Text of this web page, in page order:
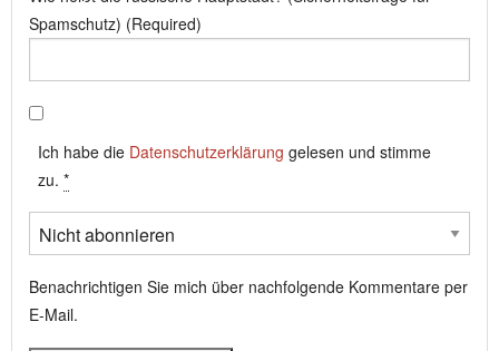
Spamschutz) (Required)
Ich habe die Datenschutzerklärung gelesen und stimme
zu. *
Benachrichtigen Sie mich über nachfolgende Kommentare per
E-Mail.